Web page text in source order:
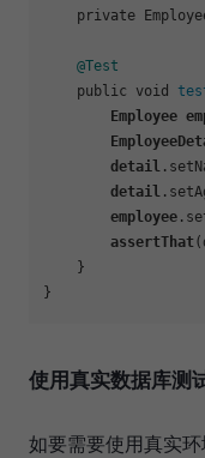
private
@Test
    public void
Employee
detail
detail
employee
assertThat
    }
使用真实数据库测
如要需要使用真实